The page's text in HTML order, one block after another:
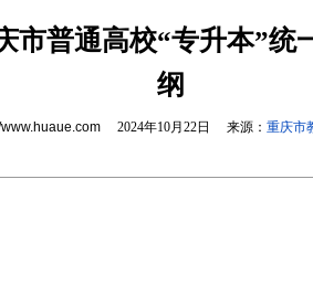
市普通高校“专升本”统
纲
www.huaue.com2024年10月22日 来源： 重庆市